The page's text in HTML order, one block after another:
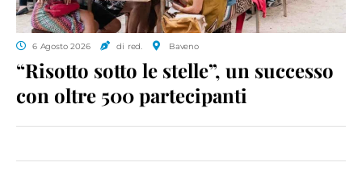
6 Agosto 2026 di red. Baveno
“Risotto sotto le stelle”, un successo
con oltre 500 partecipanti